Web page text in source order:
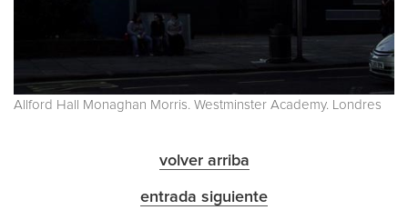
Allford Hall Monaghan Morris. Westminster Academy. Londres
volver arriba
entrada siguiente